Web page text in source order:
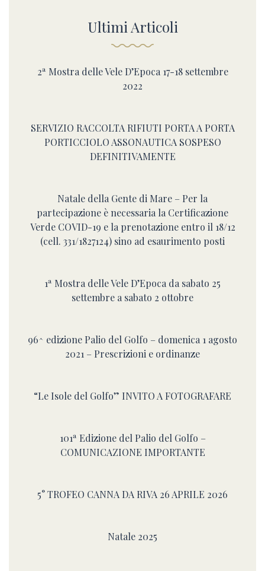
Ultimi Articoli
2ª Mostra delle Vele D’Epoca 17-18 settembre
2022
SERVIZIO RACCOLTA RIFIUTI PORTA A PORTA
PORTICCIOLO ASSONAUTICA SOSPESO
DEFINITIVAMENTE
Natale della Gente di Mare – Per la
partecipazione è necessaria la Certificazione
Verde COVID-19 e la prenotazione entro il 18/12
(cell. 331/1827124) sino ad esaurimento posti
1ª Mostra delle Vele D’Epoca da sabato 25
settembre a sabato 2 ottobre
96^ edizione Palio del Golfo – domenica 1 agosto
2021 – Prescrizioni e ordinanze
“Le Isole del Golfo” INVITO A FOTOGRAFARE
101ª Edizione del Palio del Golfo –
COMUNICAZIONE IMPORTANTE
5° TROFEO CANNA DA RIVA 26 APRILE 2026
Natale 2025